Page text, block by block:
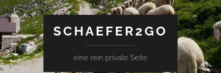
SCHAEFER2GO
eine rein private Seite